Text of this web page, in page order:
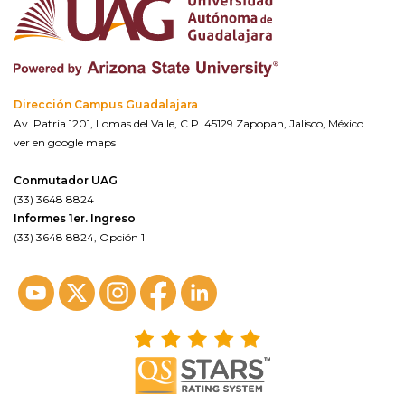
Dirección Campus Guadalajara
Av. Patria 1201, Lomas del Valle, C.P. 45129 Zapopan, Jalisco, México.
ver en google maps
Conmutador UAG
(33) 3648 8824
Informes 1er. Ingreso
(33) 3648 8824, Opción 1